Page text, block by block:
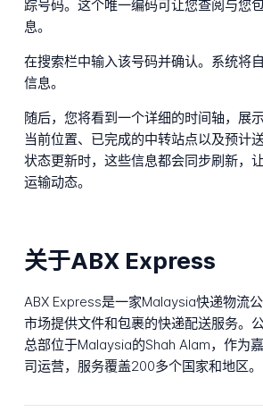
踪号码。这个唯一编码可让您查阅与您
息。
在搜索栏中输入该号码并确认。系统将
信息。
随后，您将看到一个详细的时间轴，展
当前位置、已完成的中转站点以及预计
状态更新时，这些信息都会同步刷新，
运输动态。
关于ABX Express
ABX Express是一家Malaysia快递物流
市场提供文件和包裹的快递配送服务。
总部位于Malaysia的Shah Alam，作为
司运营，服务覆盖200多个国家和地区。